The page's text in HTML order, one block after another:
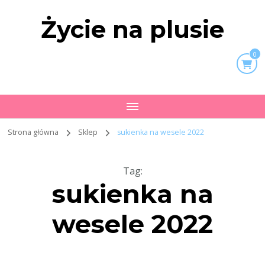
Życie na plusie
0
Strona główna Sklep sukienka na wesele 2022
Tag:
sukienka na
wesele 2022